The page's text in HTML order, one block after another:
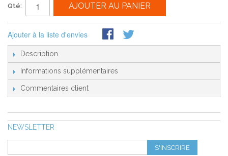
Qté: AJOUTER AU PANIER
Ajouter à la liste d'envies
Description
Informations supplémentaires
Commentaires client
NEWSLETTER
S'INSCRIRE